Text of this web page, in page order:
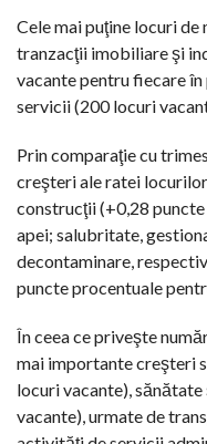
Cele mai puţine locuri
tranzacţii imobiliare şi
vacante pentru fiecare
servicii (200 locuri
Prin comparaţie cu
creşteri ale ratei
construcţii (+0,28
apei; salubritate,
decontaminare,
puncte procentuale
În ceea ce priveşte
mai importante creşteri
locuri vacante),
vacante), urmate de